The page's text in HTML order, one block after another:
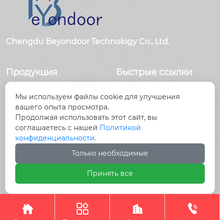
Chengdu Beyondoor Technology Co., Ltd.
Продукция
Антенны
Радиочастотный
разъем
Радиочастотный
кабель, кабельные
Быстрые ссылки
Продукция
О Hас
Авторское право©Chengdu Beyondoor Technology
Co., Ltd.
   
Мы используем файлы cookie для улучшения
вашего опыта просмотра.
Продолжая использовать этот сайт, вы
соглашаетесь с нашей Политикой
конфиденциальности.
Только необходимые
Принять все